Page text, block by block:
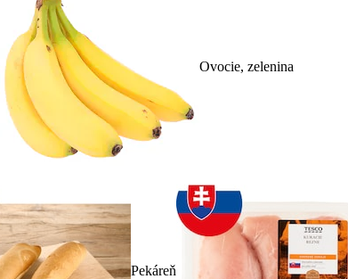
Ovocie, zelenina
Pekáreň